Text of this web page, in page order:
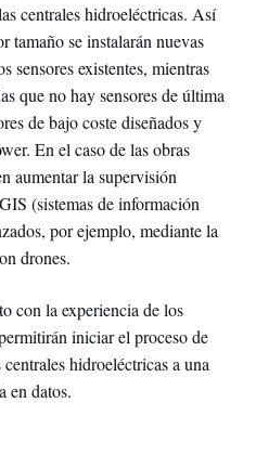
centrales hidroeléctricas. Así
tamaño se instalarán nuevas
sensores existentes, mientras
que no hay sensores de última
de bajo coste diseñados y
En el caso de las obras
aumentar la supervisión
(sistemas de información
por ejemplo, mediante la
drones.
con la experiencia de los
iniciar el proceso de
hidroeléctricas a una
en datos.